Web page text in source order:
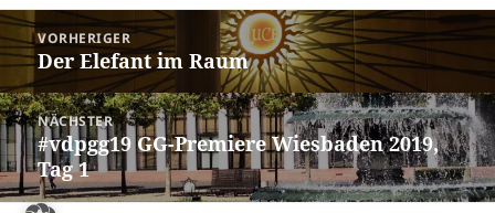
Beitragsnavigation
VORHERIGER
Vorheriger
Beitrag:
Der Elefant im Raum
NÄCHSTER
Nächster
Beitrag:
#vdpgg19 GG-Premiere Wiesbaden 2019,
Tag 1